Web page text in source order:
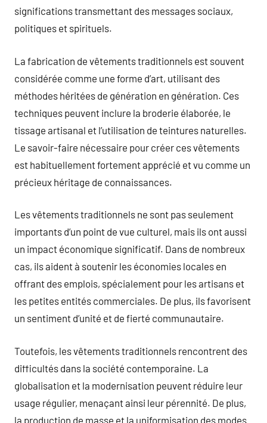
significations transmettant des messages sociaux,
politiques et spirituels.
La fabrication de vêtements traditionnels est souvent
considérée comme une forme d’art, utilisant des
méthodes héritées de génération en génération. Ces
techniques peuvent inclure la broderie élaborée, le
tissage artisanal et l’utilisation de teintures naturelles.
Le savoir-faire nécessaire pour créer ces vêtements
est habituellement fortement apprécié et vu comme un
précieux héritage de connaissances.
Les vêtements traditionnels ne sont pas seulement
importants d’un point de vue culturel, mais ils ont aussi
un impact économique significatif. Dans de nombreux
cas, ils aident à soutenir les économies locales en
offrant des emplois, spécialement pour les artisans et
les petites entités commerciales. De plus, ils favorisent
un sentiment d’unité et de fierté communautaire.
Toutefois, les vêtements traditionnels rencontrent des
difficultés dans la société contemporaine. La
globalisation et la modernisation peuvent réduire leur
usage régulier, menaçant ainsi leur pérennité. De plus,
la production de masse et la uniformisation des modes